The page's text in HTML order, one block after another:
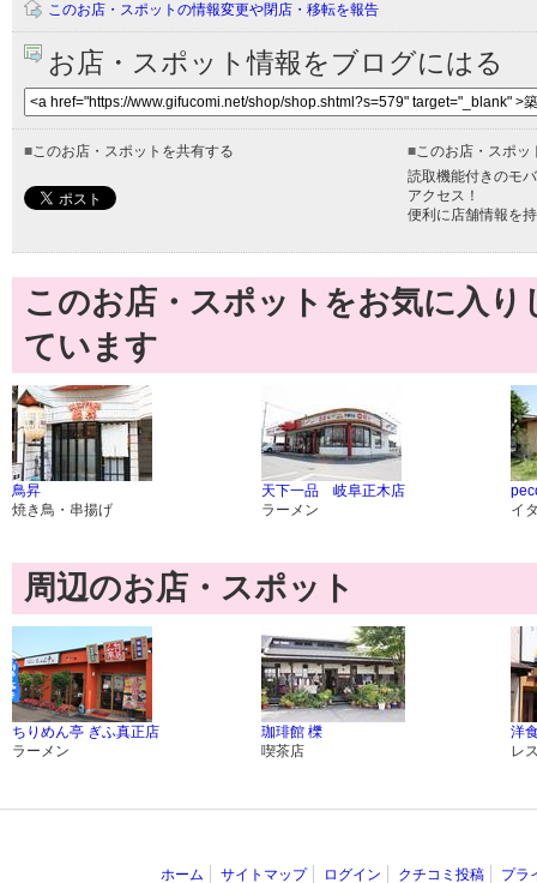
このお店・スポットの情報変更や閉店・移転を報告
お店・スポット情報をブログにはる
■このお店・スポットを共有する ■このお店・スポッ
読取機能付きのモ
アクセス！
便利に店舗情報を
このお店・スポットをお気に入
ています
鳥昇
焼き鳥・串揚げ
天下一品 岐阜正木店
ラーメン
イ
周辺のお店・スポット
ちりめん亭 ぎふ真正店
ラーメン
珈琲館 櫟
喫茶店
洋
レ
ホーム サイトマップ ログイン クチコミ投稿 プラ